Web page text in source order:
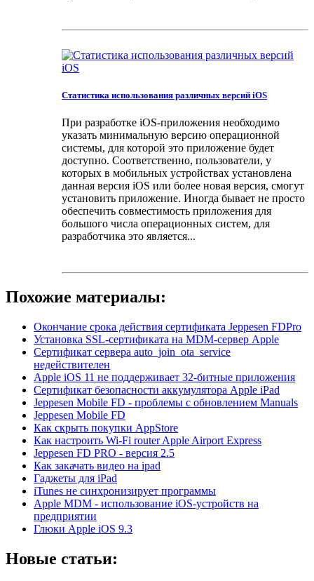
Статистика использования различных версий iOS
При разработке iOS-приложения необходимо
указать минимальную версию операционной
системы, для которой это приложение будет
доступно. Соответственно, пользователи, у
которых в мобильных устройствах установлена
данная версия iOS или более новая версия, смогут
установить приложение. Иногда бывает не просто
обеспечить совместимость приложения для
большого числа операционных систем, для
разработчика это является...
Похожие материалы:
Окончание срока действия сертификата Jeppesen FDPro
Установка SSL-сертификата на MDM-сервер Apple
Сертификат сервера auto_join_ota_service
недействителен
Apple iOS 11 не поддерживает 32-битные приложения
Сертификат безопасности аккумулятора Apple iPad
Jeppesen Mobile FD - проблемы с обновлением Manuals
Jeppesen Mobile FD
Как скрыть покупки AppStore
Как настроить Wi-Fi router Apple Airport Express
Jeppesen FD PRO - версия 2.5
Как закачать видео на ipad
Гаджеты для iPad
iTunes не синхронизирует программы
Apple MDM - использование iOS-устройств на
предприятии
Глюки Apple iOS 9.3
Новые статьи: